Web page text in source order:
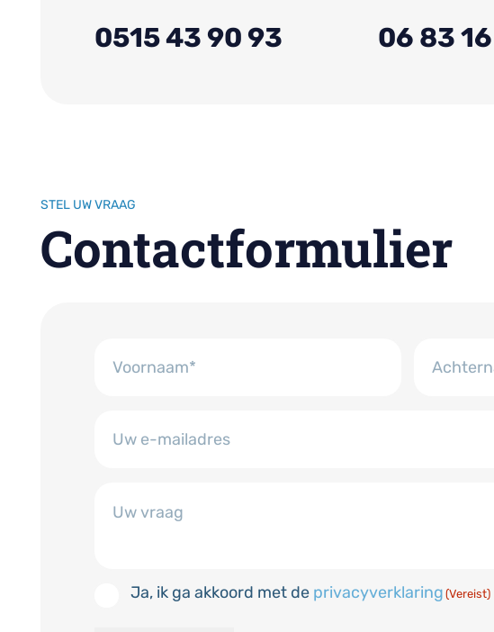
0515 43 90 93 06 83
STEL UW VRAAG
Contactformulier
mailadres (Vereist)
Toestemming (Vereist)
Ja, ik ga akkoord met de privacyverklaring (Vereist)